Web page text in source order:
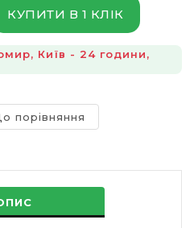
КУПИТИ В 1 КЛІК
Київ - 24 години,
порівняння